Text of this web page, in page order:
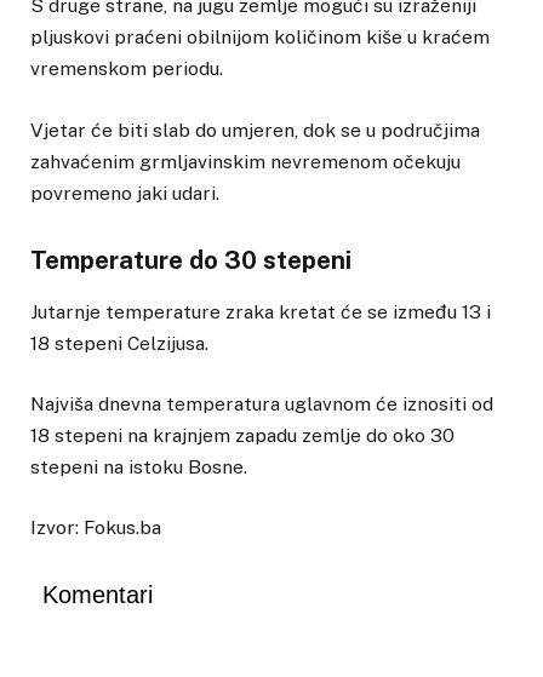
S druge strane, na jugu zemlje mogući su izraženiji
pljuskovi praćeni obilnijom količinom kiše u kraćem
vremenskom periodu.
Vjetar će biti slab do umjeren, dok se u područjima
zahvaćenim grmljavinskim nevremenom očekuju
povremeno jaki udari.
Temperature do 30 stepeni
Jutarnje temperature zraka kretat će se između 13 i
18 stepeni Celzijusa.
Najviša dnevna temperatura uglavnom će iznositi od
18 stepeni na krajnjem zapadu zemlje do oko 30
stepeni na istoku Bosne.
Izvor: Fokus.ba
Komentari